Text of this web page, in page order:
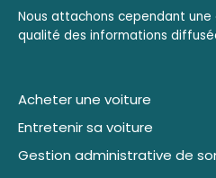
Nous attachons cependant
qualité des informations
Acheter une voiture
Entretenir sa voiture
Gestion administrative de